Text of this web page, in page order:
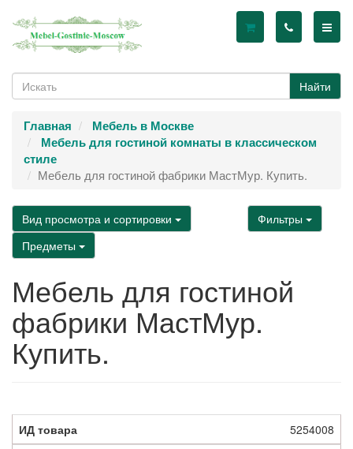
Найти
Главная
Мебель в Москве
Мебель для гостиной комнаты в классическом
стиле
Мебель для гостиной фабрики МастМур. Купить.
Вид просмотра и сортировки
Фильтры
Предметы
Мебель для гостиной
фабрики МастМур.
Купить.
5254008